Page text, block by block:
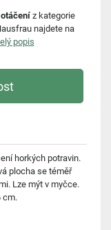
z kategorie
najdete na
popis
horkých potravin.
plocha se téměř
Lze mýt v myčce.
cm.